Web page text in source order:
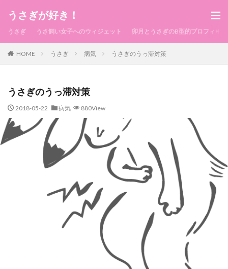
うさぎが好き！
うさぎ うさ飼い女子へのウィジェット 卯月とうさぎのB型的プロフィール
HOME うさぎ 病気 うさぎのうっ滞対策
うさぎのうっ滞対策
2018-05-22 病気 880View